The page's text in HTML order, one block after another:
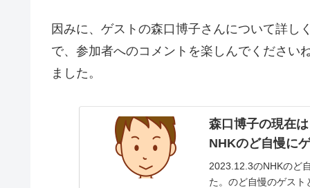
因みに、ゲストの森口博子さんについて詳し
で、参加者へのコメントを楽しんでください
ました。
森口博子の現在
NHKのど自慢に
2023.12.3のNHKのど
た。のど自慢のゲス